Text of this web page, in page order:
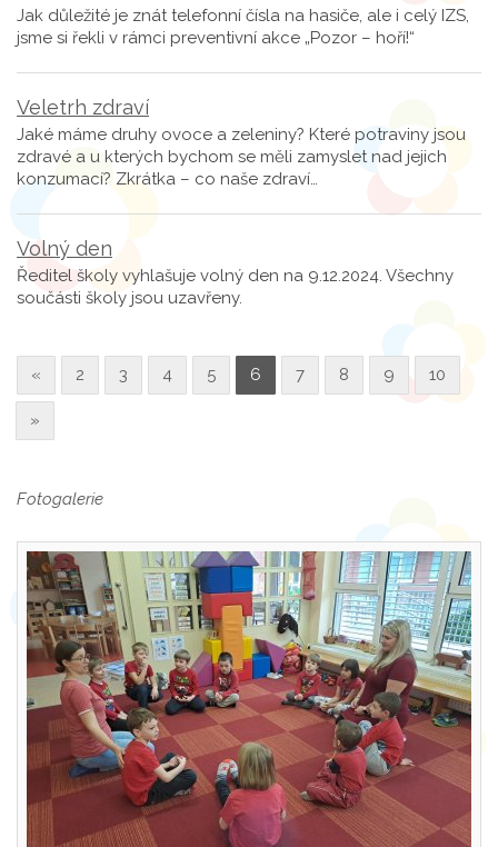
Jak důležité je znát telefonní čísla na hasiče, ale i celý IZS,
jsme si řekli v rámci preventivní akce „Pozor – hoří!“
Veletrh zdraví
Jaké máme druhy ovoce a zeleniny? Které potraviny jsou
zdravé a u kterých bychom se měli zamyslet nad jejich
konzumací? Zkrátka – co naše zdraví…
Volný den
Ředitel školy vyhlašuje volný den na 9.12.2024. Všechny
součásti školy jsou uzavřeny.
« 2 3 4 5 6 7 8 9 10
»
Fotogalerie